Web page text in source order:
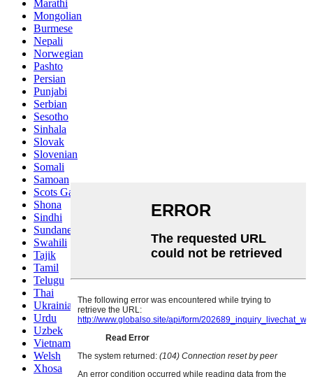
Marathi
Mongolian
Burmese
Nepali
Norwegian
Pashto
Persian
Punjabi
Serbian
Sesotho
Sinhala
Slovak
Slovenian
Somali
Samoan
Scots Gaelic
Shona
Sindhi
Sundanese
Swahili
Tajik
Tamil
Telugu
Thai
Ukrainian
Urdu
Uzbek
Vietnamese
Welsh
Xhosa